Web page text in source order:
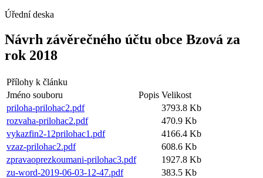
Úřední deska
Návrh závěrečného účtu obce Bzová za
rok 2018
Přílohy k článku
Jméno souboru
Popis Velikost
priloha-prilohac2.pdf
3793.8 Kb
rozvaha-prilohac2.pdf
470.9 Kb
vykazfin2-12prilohac1.pdf
4166.4 Kb
vzaz-prilohac2.pdf
608.6 Kb
zpravaoprezkoumani-prilohac3.pdf
1927.8 Kb
zu-word-2019-06-03-12-47.pdf
383.5 Kb